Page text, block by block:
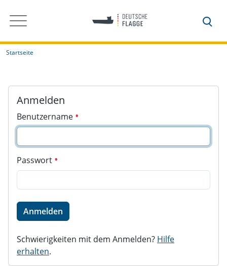
Startseite
Anmelden
Benutzername
Passwort
Anmelden
Schwierigkeiten mit dem Anmelden? Hilfe
erhalten.